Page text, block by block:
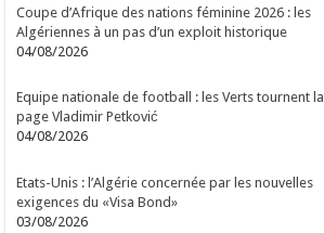
Coupe d’Afrique des nations féminine 2026 : les
Algériennes à un pas d’un exploit historique
04/08/2026
Equipe nationale de football : les Verts tournent la
page Vladimir Petković
04/08/2026
Etats-Unis : l’Algérie concernée par les nouvelles
exigences du «Visa Bond»
03/08/2026